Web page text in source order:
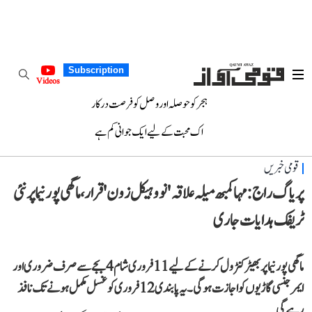
Subscription
Videos
ہجر کو حوصلہ اور وصل کو فرصت درکار
اک محبت کے لیے ایک جوانی کم ہے
قومی خبریں
پریاگ راج: مہا کمبھ میلہ علاقہ 'نو وہیکل زون' قرار، ماگھی پورنیما پر نئی
ٹریفک ہدایات جاری
ماگھی پورنیما پر بھیڑ کنٹرول کرنے کے لیے 11 فروری شام 4 بجے سے صرف ضروری اور
ایمرجنسی گاڑیوں کو اجازت ہوگی۔ یہ پابندی 12 فروری کو غسل مکمل ہونے تک نافذ